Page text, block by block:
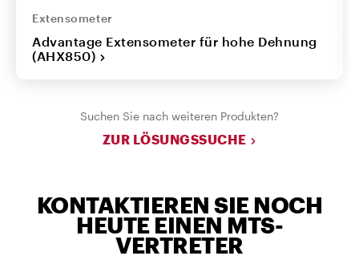
Extensometer
Advantage Extensometer für hohe Dehnung
(AHX850)
Suchen Sie nach weiteren Produkten?
ZUR LÖSUNGSSUCHE
KONTAKTIEREN SIE NOCH
HEUTE EINEN MTS-
VERTRETER